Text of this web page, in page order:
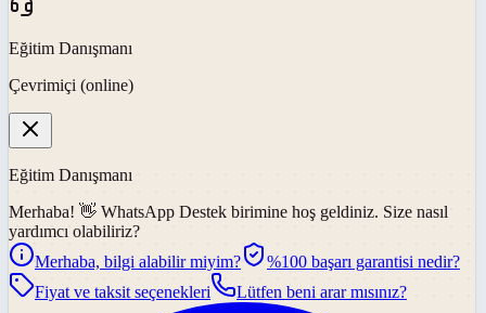
Eğitim Danışmanı
Çevrimiçi (online)
Eğitim Danışmanı
Merhaba! 👋 WhatsApp Destek birimine hoş geldiniz. Size nasıl
yardımcı olabiliriz?
Merhaba, bilgi alabilir miyim?
%100 başarı garantisi nedir?
Fiyat ve taksit seçenekleri
Lütfen beni arar mısınız?